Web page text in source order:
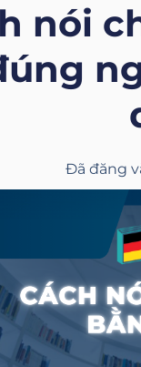
nói
Đã đăng